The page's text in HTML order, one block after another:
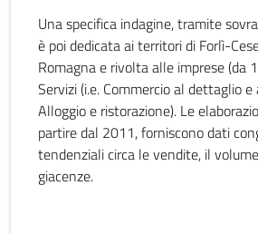
Una specifica indagine, tramite
è poi dedicata ai territori di Forlì-
Romagna e rivolta alle imprese (da
Servizi (i.e. Commercio al dettaglio e
Alloggio e ristorazione). Le
partire dal 2011, forniscono dati
tendenziali circa le vendite, il
giacenze.